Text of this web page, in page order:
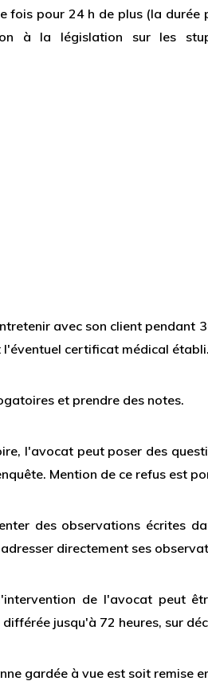
fois pour 24 h de plus (la durée
à la législation sur les
avec son client
l'éventuel certificat médical
et prendre des notes.
l'avocat peut poser des
Mention de ce refus est
des observations écrites
directement ses
de l'avocat peut
jusqu'à 72 heures, sur
gardée à vue est soit remise